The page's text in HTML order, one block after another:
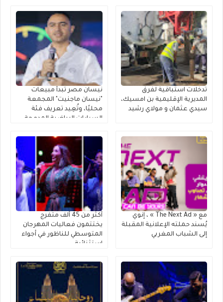
تدخلات استباقية لفرق
المديرية الإقليمية بن امسيك،
سيدي عثمان و مولاي رشيد
نيسان مصر تبدأ مبيعات
"نيسان ماجنيت" المجمعة
محليًا، وتُعِيد تعريف فئة
السيارات الرياضية المدمجة
مع « The Next Ad » ، إنوي
يُسند حملته الإعلانية المقبلة
إلى الشباب المغربي
أكثر من 45 ألف متفرج
يختتمون فعاليات المهرجان
المتوسطي للناظور في أجواء
استثنائية